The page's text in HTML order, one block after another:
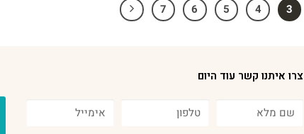
3
4
5
6
7
צרו איתנו קשר עוד היום